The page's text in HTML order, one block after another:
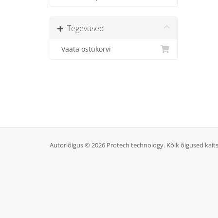
Tegevused
Vaata ostukorvi
Autoriõigus © 2026 Protech technology. Kõik õigused